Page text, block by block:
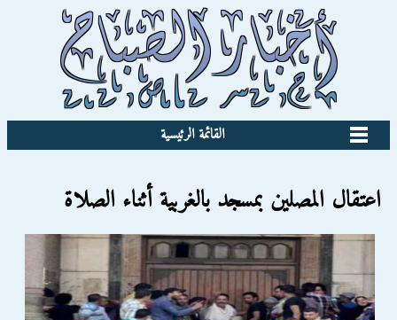
القائمة الرئيسية
اعتقال المصلين بمسجد بالغربية أثناء الصلاة